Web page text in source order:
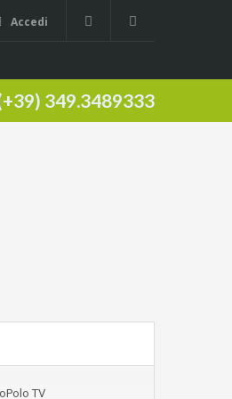
Accedi
349.3489333
TV